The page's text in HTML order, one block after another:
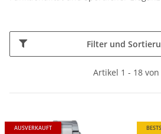
Filter und
Artikel 1 - 18 von
AUSVERKAUFT